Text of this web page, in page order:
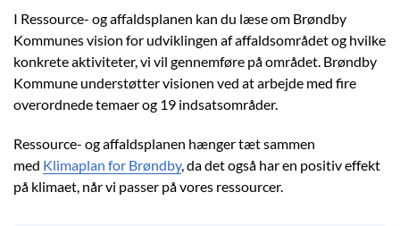
I Ressource- og affaldsplanen kan du læse om Brøndby
Kommunes vision for udviklingen af affaldsområdet og hvilke
konkrete aktiviteter, vi vil gennemføre på området. Brøndby
Kommune understøtter visionen ved at arbejde med fire
overordnede temaer og 19 indsatsområder.
Ressource- og affaldsplanen hænger tæt sammen
med Klimaplan for Brøndby, da det også har en positiv effekt
på klimaet, når vi passer på vores ressourcer.